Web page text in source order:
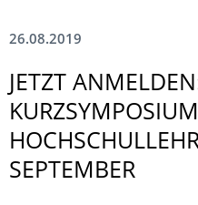
26.08.2019
JETZT
KURZSYMPOSIUM
SEPTEMBER